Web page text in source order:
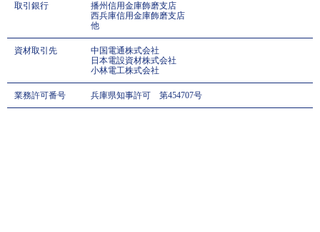
取引銀行
播州信用金庫飾磨支店
西兵庫信用金庫飾磨支店
他
資材取引先
中国電通株式会社
日本電設資材株式会社
小林電工株式会社
業務許可番号 兵庫県知事許可 第454707号